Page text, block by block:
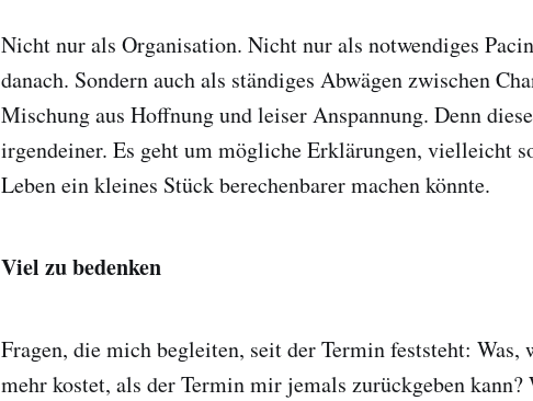
Nicht nur als Organisation. Nicht nur als notwendiges
danach. Sondern auch als ständiges Abwägen zwischen
Mischung aus Hoffnung und leiser Anspannung. Denn
irgendeiner. Es geht um mögliche Erklärungen, vielleicht
Leben ein kleines Stück berechenbarer machen könnte.
Viel zu bedenken
Fragen, die mich begleiten, seit der Termin feststeht: Was,
mehr kostet, als der Termin mir jemals zurückgeben kann?